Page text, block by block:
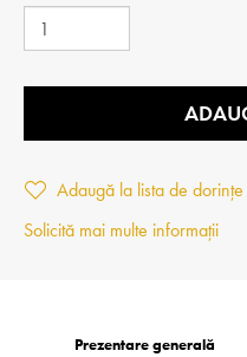
Adaugă la lista de dorințe
Solicită mai multe informații
Prezentare generală